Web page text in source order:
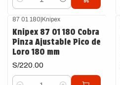
Cantidad
87 01 180|Knipex
Knipex 87 01 180 Cobra
Pinza Ajustable Pico de
Loro 180 mm
S/220.00